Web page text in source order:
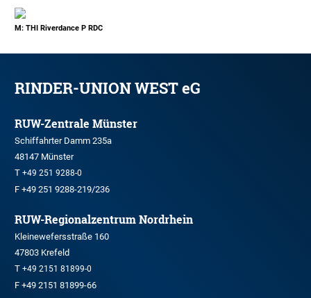
M: THI Riverdance P RDC
RINDER-UNION WEST eG
RUW-Zentrale Münster
Schiffahrter Damm 235a
48147 Münster
T +49 251 9288-0
F +49 251 9288-219/236
RUW-Regionalzentrum Nordrhein
Kleinewefersstraße 160
47803 Krefeld
T +49 2151 81899-0
F +49 2151 81899-66